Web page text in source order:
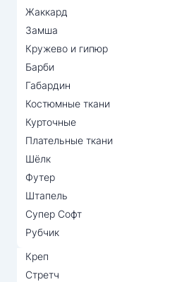
Жаккард
Замша
Кружево и гипюр
Барби
Габардин
Костюмные ткани
Курточные
Плательные ткани
Шёлк
Футер
Штапель
Супер Софт
Рубчик
Креп
Стретч